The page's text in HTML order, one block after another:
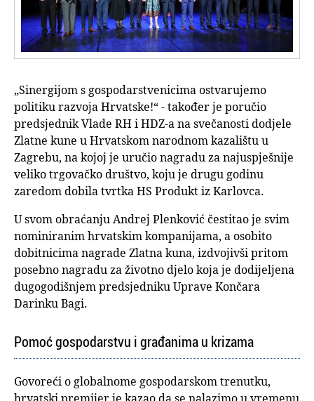
„Sinergijom s gospodarstvenicima ostvarujemo
politiku razvoja Hrvatske!“ - također je poručio
predsjednik Vlade RH i HDZ-a na svečanosti dodjele
Zlatne kune u Hrvatskom narodnom kazalištu u
Zagrebu, na kojoj je uručio nagradu za najuspješnije
veliko trgovačko društvo, koju je drugu godinu
zaredom dobila tvrtka HS Produkt iz Karlovca.
U svom obraćanju Andrej Plenković čestitao je svim
nominiranim hrvatskim kompanijama, a osobito
dobitnicima nagrade Zlatna kuna, izdvojivši pritom
posebno nagradu za životno djelo koja je dodijeljena
dugogodišnjem predsjedniku Uprave Končara
Darinku Bagi.
Pomoć gospodarstvu i građanima u krizama
Govoreći o globalnome gospodarskom trenutku,